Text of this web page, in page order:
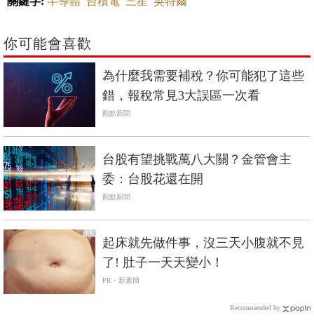
你可能會喜歡
為什麼我需要補稅？你可能犯了這些
錯，報稅常見3大誤區一次看
觀點新聞
台股有望挑戰萬八大關？金管會主
委：台股花還在開
觀點新聞
PR
起床就先做件事，沒三天小腹就不見
了! 肚子一天天變小！
PR・新素簡
Recommended by